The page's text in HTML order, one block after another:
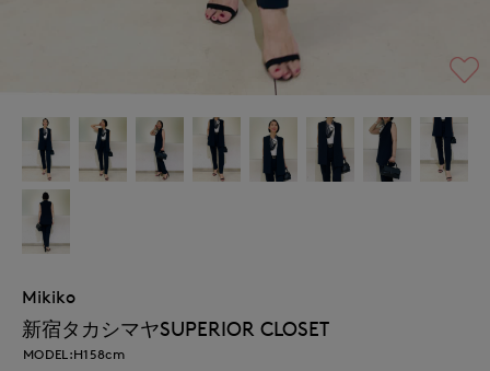
Mikiko
新宿タカシマヤSUPERIOR CLOSET
MODEL:H158cm